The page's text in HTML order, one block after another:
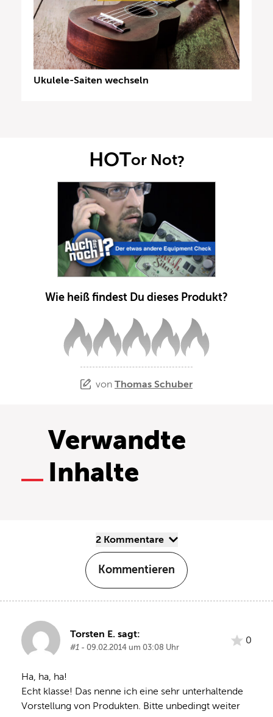
Ukulele-Saiten wechseln
HOTor Not?
Wie heiß findest Du dieses Produkt?
von Thomas Schuber
Verwandte
Inhalte
2 Kommentare
Kommentieren
Torsten E. sagt:
#1 - 09.02.2014 um 03:08 Uhr
0
Ha, ha, ha!
Echt klasse! Das nenne ich eine sehr unterhaltende
Vorstellung von Produkten. Bitte unbedingt weiter